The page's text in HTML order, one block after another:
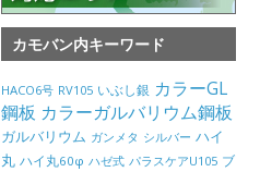
カモバン内キーワード
HACO6号 RV105 いぶし銀 カラーGL
鋼板 カラーガルバリウム鋼板
ガルバリウム ガンメタ シルバー ハイ
丸 ハイ丸60φ ハゼ式 パラスケアU105 ブ